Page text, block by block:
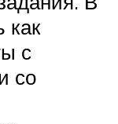
как
с
со